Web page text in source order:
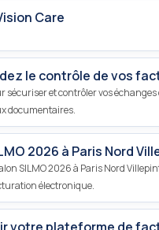
Care
le contrôle de vos
sécuriser et contrôler vos
documentaires.
2026 à Paris Nord
SILMO 2026 à Paris Nord
électronique.